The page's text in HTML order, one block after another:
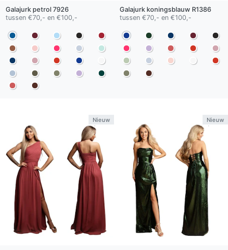
Galajurk petrol7926
tussen €70,- en €100,-
Galajurk koningsblauw R1386
tussen €70,- en €100,-
Nieuw Nieuw